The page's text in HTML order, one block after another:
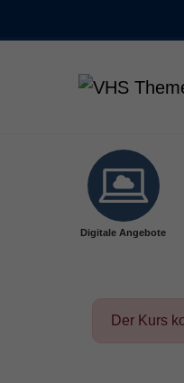
Digitale Angebote
Der Kurs